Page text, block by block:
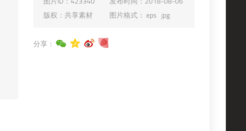
版权： 共享素材 图片格式： eps jpg
分享：